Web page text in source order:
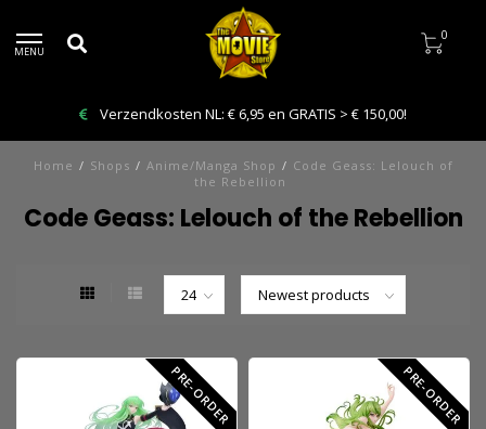
MENU
0
Verzendkosten NL: € 6,95 en GRATIS > € 150,00!
Home / Shops / Anime/Manga Shop / Code Geass: Lelouch of
the Rebellion
Code Geass: Lelouch of the Rebellion
PRE-ORDER PRE-ORDER